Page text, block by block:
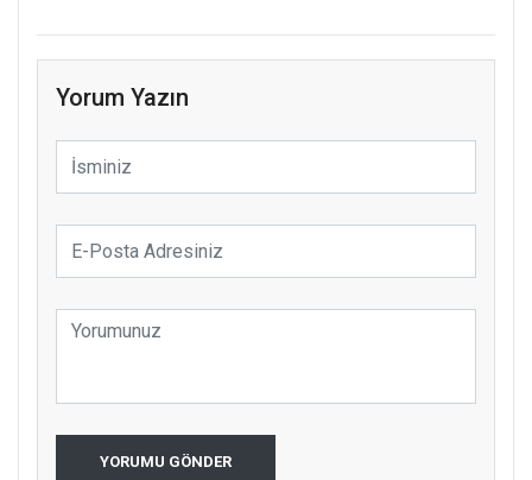
Yorum Yazın
YORUMU GÖNDER